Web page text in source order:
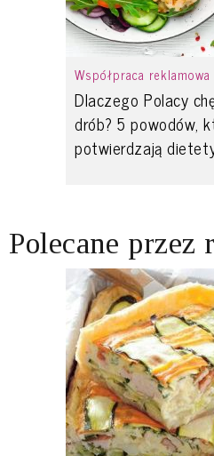
Współpraca reklamowa
Dlaczego Polacy
drób? 5 powodów,
potwierdzają
Polecane przez